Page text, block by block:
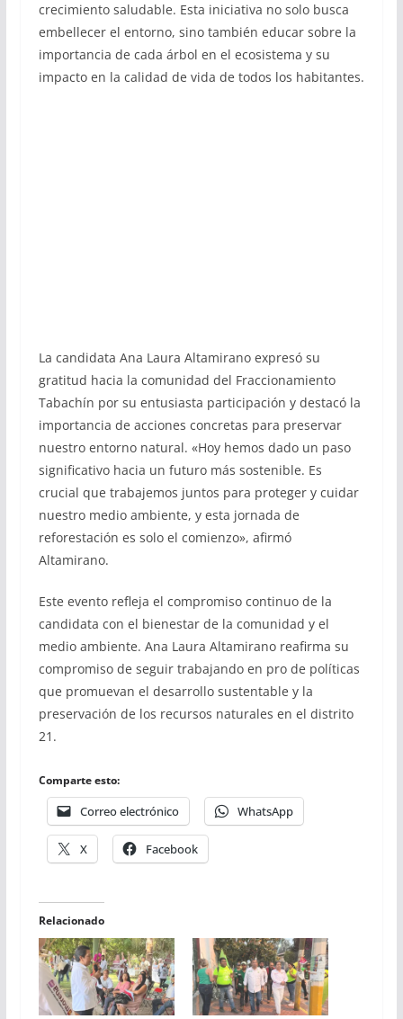
crecimiento saludable. Esta iniciativa no solo busca
embellecer el entorno, sino también educar sobre la
importancia de cada árbol en el ecosistema y su
impacto en la calidad de vida de todos los habitantes.
La candidata Ana Laura Altamirano expresó su
gratitud hacia la comunidad del Fraccionamiento
Tabachín por su entusiasta participación y destacó la
importancia de acciones concretas para preservar
nuestro entorno natural. «Hoy hemos dado un paso
significativo hacia un futuro más sostenible. Es
crucial que trabajemos juntos para proteger y cuidar
nuestro medio ambiente, y esta jornada de
reforestación es solo el comienzo», afirmó
Altamirano.
Este evento refleja el compromiso continuo de la
candidata con el bienestar de la comunidad y el
medio ambiente. Ana Laura Altamirano reafirma su
compromiso de seguir trabajando en pro de políticas
que promuevan el desarrollo sustentable y la
preservación de los recursos naturales en el distrito
21.
Comparte esto:
Correo electrónico WhatsApp
X Facebook
Relacionado